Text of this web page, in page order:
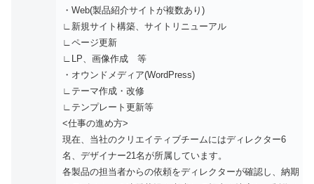
・Web(製品紹介サイトが複数あり)
∟新規サイト構築、サイトリニューアル
∟ページ更新
∟LP、画像作成 等
・オウンドメディア(WordPress)
∟テーマ作成・改修
∟テンプレート更新等
<仕事の進め方>
現在、当社のクリエイティブチームにはディレクター6
名、デザイナー21名が所属しています。
各製品の担当者からの依頼をディレクターが確認し、納期